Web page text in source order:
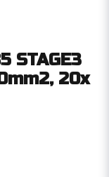
STAGE3
20x